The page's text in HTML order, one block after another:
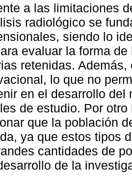
a las limitaciones
radiológico se
siendo lo
evaluar la forma
retenidas.
lo que no
en el desarrollo
de estudio. Por
que la población
ya que estos tipos
cantidades de
de la